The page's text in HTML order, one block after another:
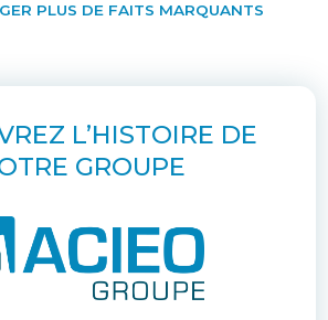
PLUS DE FAITS MARQUANTS
L’HISTOIRE DE
GROUPE